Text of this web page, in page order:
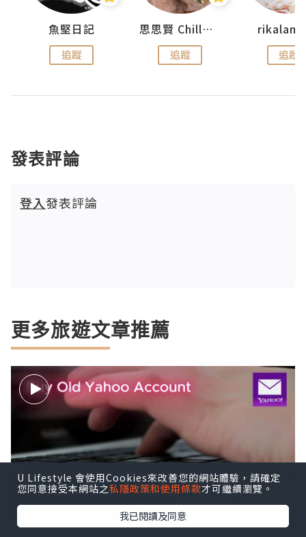
魚堅日記
追蹤
思思賢 ChillMyBabe
追蹤 追蹤
發表評論
登入發表評論
更多旅遊文章推薦
U Lifestyle 會使用Cookies來改善您的網站體驗，請確定
您同意接受本網站之私隱政策和使用條款才可繼續瀏覽。
我已閱讀及同意